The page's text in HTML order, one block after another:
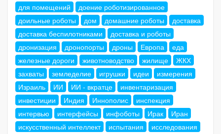
для помещений
доение роботизированное
доильные роботы
дом домашние роботы
доставка
доставка беспилотниками
доставка и роботы
дронизация
дронопорты дроны Европа
еда
железные дороги
животноводство жилище
ЖКХ
захваты
земледелие игрушки идеи
измерения
Израиль
ИИ ИИ - вкратце
инвентаризация
инвестиции
Индия Иннополис
инспекция
интервью
интерфейсы инфоботы Ирак
Иран
искусственный интеллект
испытания
исследования